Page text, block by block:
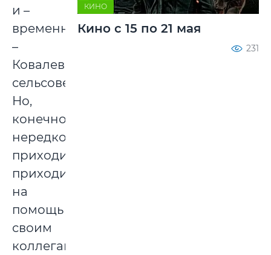
и –
временно
–
Ковалевского
сельсоветов.
Но,
конечно,
нередко
приходится
приходить
на
помощь
своим
коллегам
КИНО
Кино с 15 по 21 мая
231